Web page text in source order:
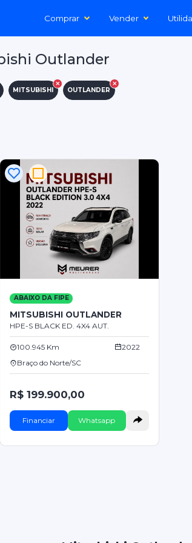
Comprar Vender
Outlander
MITSUBISHI OUTLANDER
ABAIXO DA FIPE
MITSUBISHI OUTLANDER
HPE-S BLACK ED. 4X4 AUT.
100.945 Km
2022
Braço do Norte/SC
R$ 199.900,00
Financiar Whatsapp